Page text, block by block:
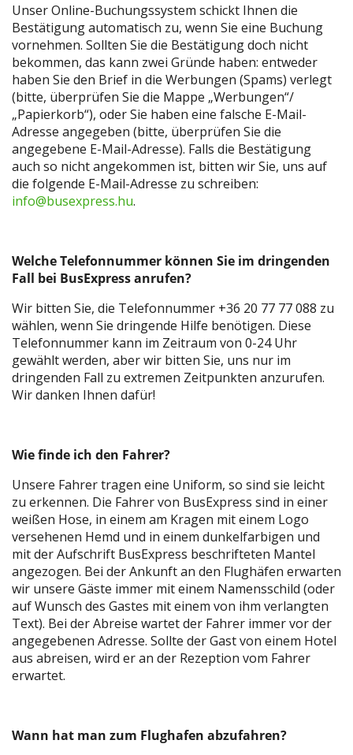
Unser Online-Buchungssystem schickt Ihnen die
Bestätigung automatisch zu, wenn Sie eine Buchung
vornehmen. Sollten Sie die Bestätigung doch nicht
bekommen, das kann zwei Gründe haben: entweder
haben Sie den Brief in die Werbungen (Spams) verlegt
(bitte, überprüfen Sie die Mappe „Werbungen“/
„Papierkorb“), oder Sie haben eine falsche E-Mail-
Adresse angegeben (bitte, überprüfen Sie die
angegebene E-Mail-Adresse). Falls die Bestätigung
auch so nicht angekommen ist, bitten wir Sie, uns auf
die folgende E-Mail-Adresse zu schreiben:
info@busexpress.hu.
Welche Telefonnummer können Sie im dringenden
Fall bei BusExpress anrufen?
Wir bitten Sie, die Telefonnummer +36 20 77 77 088 zu
wählen, wenn Sie dringende Hilfe benötigen. Diese
Telefonnummer kann im Zeitraum von 0-24 Uhr
gewählt werden, aber wir bitten Sie, uns nur im
dringenden Fall zu extremen Zeitpunkten anzurufen.
Wir danken Ihnen dafür!
Wie finde ich den Fahrer?
Unsere Fahrer tragen eine Uniform, so sind sie leicht
zu erkennen. Die Fahrer von BusExpress sind in einer
weißen Hose, in einem am Kragen mit einem Logo
versehenen Hemd und in einem dunkelfarbigen und
mit der Aufschrift BusExpress beschrifteten Mantel
angezogen. Bei der Ankunft an den Flughäfen erwarten
wir unsere Gäste immer mit einem Namensschild (oder
auf Wunsch des Gastes mit einem von ihm verlangten
Text). Bei der Abreise wartet der Fahrer immer vor der
angegebenen Adresse. Sollte der Gast von einem Hotel
aus abreisen, wird er an der Rezeption vom Fahrer
erwartet.
Wann hat man zum Flughafen abzufahren?